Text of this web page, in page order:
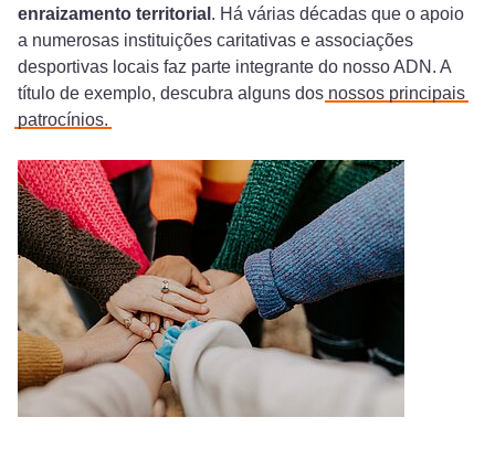
enraizamento territorial . Há várias décadas que o apoio
a numerosas instituições caritativas e associações
desportivas locais faz parte integrante do nosso ADN. A
título de exemplo, descubra alguns dos nossos principais
patrocínios.